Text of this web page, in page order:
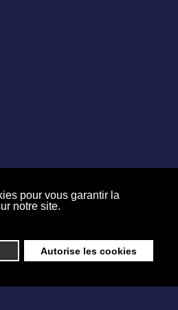
pour vous garantir la
notre site.
Autorise les cookies